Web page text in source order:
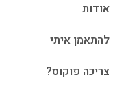
אודות
להתאמן איתי
צריכה פוקוס?